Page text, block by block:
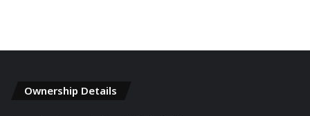
Ownership Details